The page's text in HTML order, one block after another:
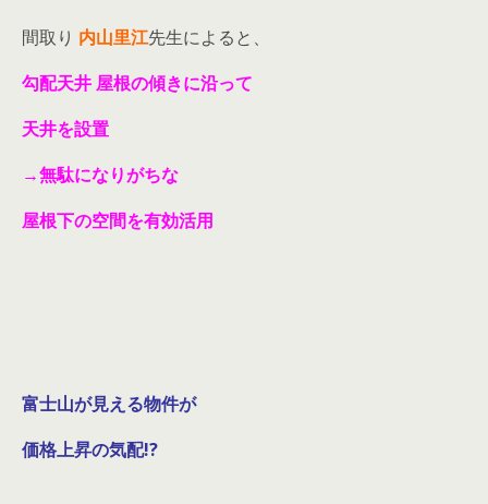
間取り 内山里江先生によると、
勾配天井 屋根の傾きに沿って
天井を設置
→無駄になりがちな
屋根下の空間を有効活用
富士山が見える物件が
価格上昇の気配!?